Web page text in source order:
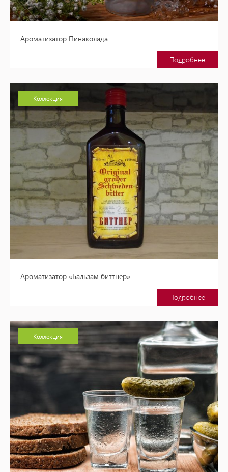
Ароматизатор Пинаколада
Подробнее
Коллекция
Ароматизатор «Бальзам биттнер»
Подробнее
Коллекция